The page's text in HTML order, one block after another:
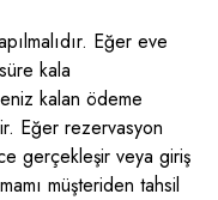
Eğer eve
kala
kalan ödeme
Eğer rezervasyon
gerçekleşir veya giriş
müşteriden tahsil